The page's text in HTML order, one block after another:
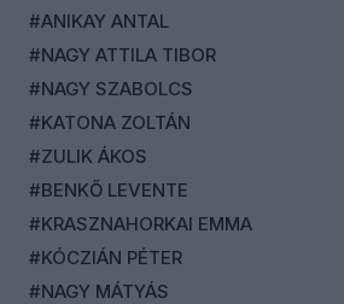
#ANIKAY ANTAL
#NAGY ATTILA TIBOR
#NAGY SZABOLCS
#KATONA ZOLTÁN
#ZULIK ÁKOS
#BENKŐ LEVENTE
#KRASZNAHORKAI EMMA
#KÓCZIÁN PÉTER
#NAGY MÁTYÁS